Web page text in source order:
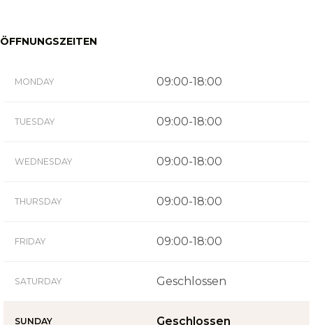
ÖFFNUNGSZEITEN
MONDAY 09:00-18:00
TUESDAY 09:00-18:00
WEDNESDAY 09:00-18:00
THURSDAY 09:00-18:00
FRIDAY 09:00-18:00
SATURDAY Geschlossen
SUNDAY Geschlossen